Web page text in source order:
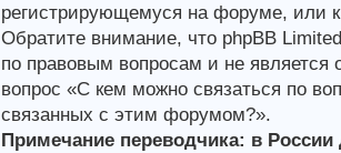
регистрирующемуся на форуме, или
Обратите внимание, что phpBB
по правовым вопросам и не является
вопрос «С кем можно связаться по
связанных с этим форумом?».
Примечание переводчика: в